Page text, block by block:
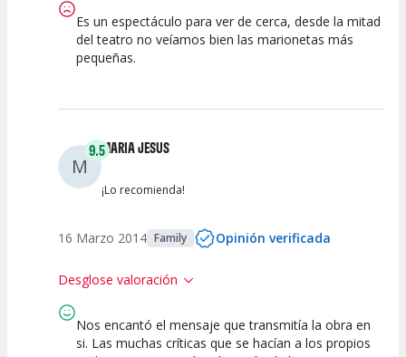
Espectáculo
Precio
Escena
artística
Es un espectáculo para ver de cerca, desde la mitad
del teatro no veíamos bien las marionetas más
pequeñas.
M
9.5MARIA JESUS
¡Lo recomienda!
16 Marzo 2014 Family Opinión verificada
Desglose valoración
10 9 10 9
Nos encantó el mensaje que transmitía la obra en
si. Las muchas críticas que se hacían a los propios